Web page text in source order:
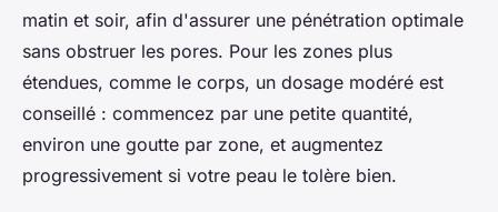
matin et soir, afin d'assurer une pénétration optimale
sans obstruer les pores. Pour les zones plus
étendues, comme le corps, un dosage modéré est
conseillé : commencez par une petite quantité,
environ une goutte par zone, et augmentez
progressivement si votre peau le tolère bien.